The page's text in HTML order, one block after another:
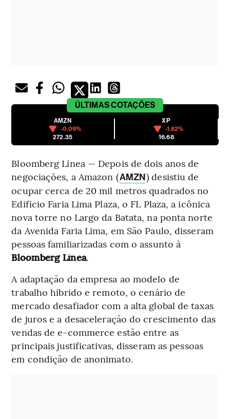
ÚLTIMASCOTAÇÕES
AMZN
-0.09%
272.35
XP
-1.82%
16.68
Bloomberg Línea — Depois de dois anos de
negociações, a Amazon (AMZN) desistiu de
ocupar cerca de 20 mil metros quadrados no
Edifício Faria Lima Plaza, o FL Plaza, a icônica
nova torre no Largo da Batata, na ponta norte
da Avenida Faria Lima, em São Paulo, disseram
pessoas familiarizadas com o assunto à
Bloomberg Línea.
A adaptação da empresa ao modelo de
trabalho híbrido e remoto, o cenário de
mercado desafiador com a alta global de taxas
de juros e a desaceleração do crescimento das
vendas de e-commerce estão entre as
principais justificativas, disseram as pessoas
em condição de anonimato.